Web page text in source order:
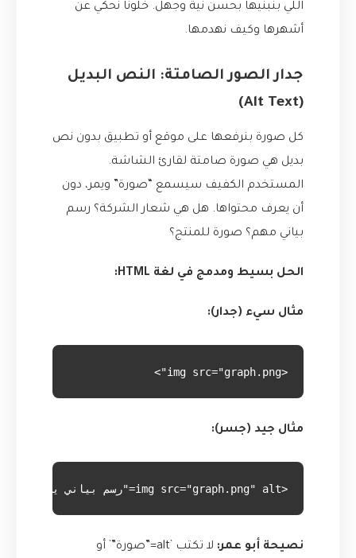
اللي بنبنيها بحسن نية وجهل. خلونا نحكي عن
أشهرها وكيف نهدمها.
جدار الصور الصامتة: النص البديل
(Alt Text)
كل صورة بنرفعها على موقع أو تطبيق بدون نص
بديل هي صورة صامتة لقارئ الشاشة.
المستخدم الكفيف سيسمع “صورة” ويمر، دون
أن يعرف محتواها. هل هي شعار الشركة؟ رسم
بياني مهم؟ صورة للمنتج؟
الحل بسيط ومدمج في لغة HTML:
مثال سيء (جدار):
<img src="graph.png">
مثال جيد (جسر):
<img src="graph.png" alt="رسم بياني يوضح نمو أرباح الشركة بنسبة 30% في الربع الأخير">
نصيحة أبو عمر:
لا تكتب `alt=”صورة”` أو